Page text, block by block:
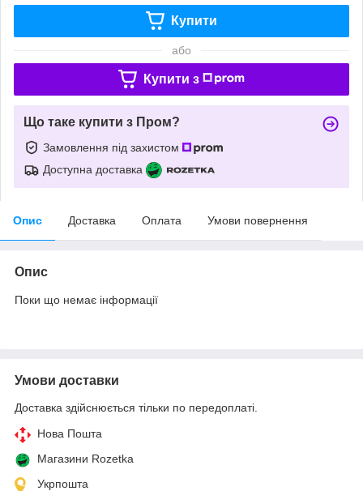
Купити
або
Купити з
Що таке купити з Пром?
Замовлення під захистом
Доступна доставка
Опис Доставка Оплата Умови повернення
Опис
Поки що немає інформації
Умови доставки
Доставка здійснюється тільки по передоплаті.
Нова Пошта
Магазини Rozetka
Укрпошта